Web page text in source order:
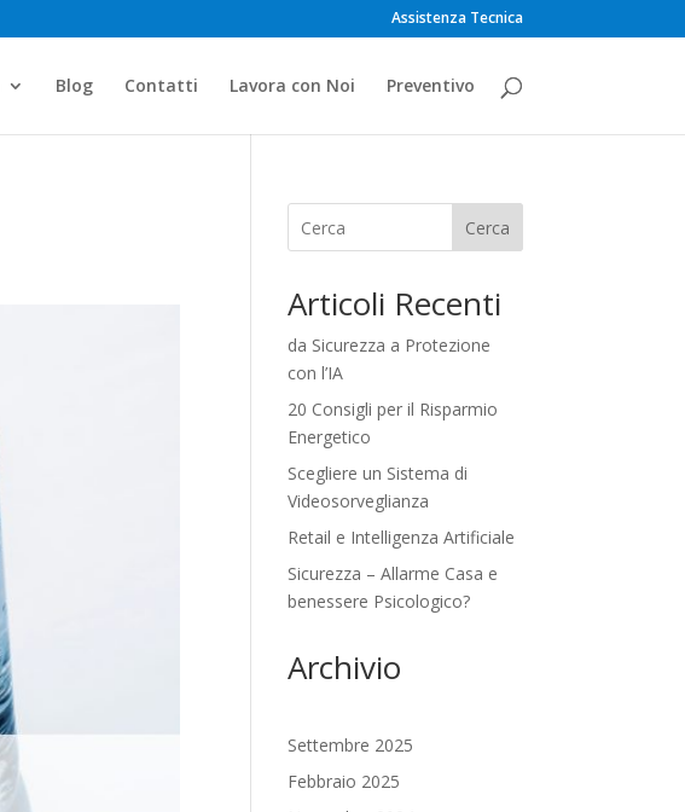
Assistenza Tecnica
Blog Contatti Lavora con Noi Preventivo
Cerca
Articoli Recenti
da Sicurezza a Protezione
con l’IA
20 Consigli per il Risparmio
Energetico
Scegliere un Sistema di
Videosorveglianza
Retail e Intelligenza Artificiale
Sicurezza – Allarme Casa e
benessere Psicologico?
Archivio
Settembre 2025
Febbraio 2025